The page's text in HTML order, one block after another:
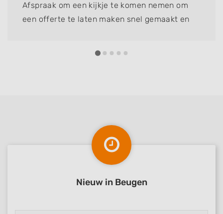
Afspraak om een kijkje te komen nemen om
een offerte te laten maken snel gemaakt en
Nieuw in Beugen